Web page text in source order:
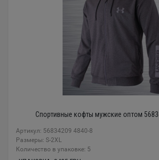
Спортивные кофты мужские оптом
Артикул: 56834209 4840-8
Размеры: S-2XL
Количество в упаковке: 5